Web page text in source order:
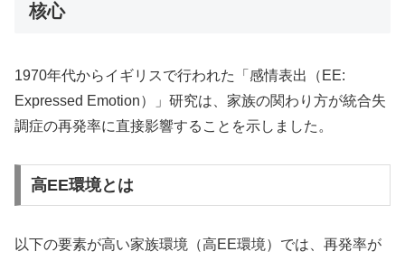
核心
1970年代からイギリスで行われた「感情表出（EE:
Expressed Emotion）」研究は、家族の関わり方が統合失
調症の再発率に直接影響することを示しました。
高EE環境とは
以下の要素が高い家族環境（高EE環境）では、再発率が